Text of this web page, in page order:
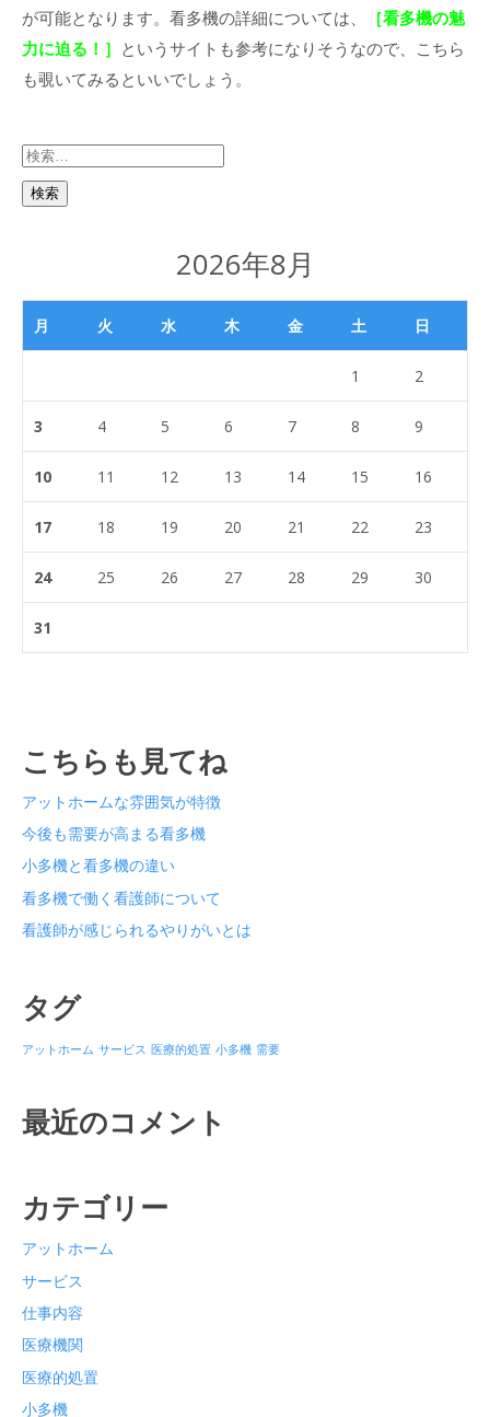
が可能となります。看多機の詳細については、
［看多機の魅
力に迫る！ ］ というサイトも参考になりそうなので、こちら
も覗いてみるといいでしょう。
検
索:
2026年8月
月 火 水 木 金 土 日
1 2
3 4 5 6 7 8 9
10 11 12 13 14 15 16
17 18 19 20 21 22 23
24 25 26 27 28 29 30
31
こちらも見てね
アットホームな雰囲気が特徴
今後も需要が高まる看多機
小多機と看多機の違い
看多機で働く看護師について
看護師が感じられるやりがいとは
タグ
アットホーム サービス 医療的処置 小多機 需要
最近のコメント
カテゴリー
アットホーム
サービス
仕事内容
医療機関
医療的処置
小多機